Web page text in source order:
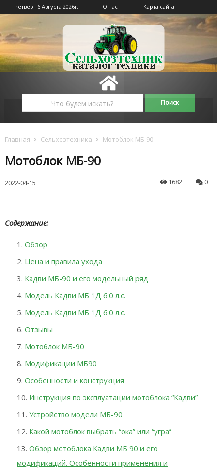
Четверг 6 Августа 2026г. О нас Карта сайта
Главная Сельхозтехника Мотоблок МБ-90
Мотоблок МБ-90
2022-04-15 1682 0
Содержание:
Обзор
Цена и правила ухода
Кадви МБ-90 и его модельный ряд
Модель Кадви МБ 1Д 6.0 л.с.
Модель Кадви МБ 1Д 6.0 л.с.
Отзывы
Мотоблок МБ-90
Модификации МБ90
Особенности и конструкция
Инструкция по эксплуатации мотоблока “Кадви”
Устройство модели МБ-90
Какой мотоблок выбрать “ока” или “угра”
Обзор мотоблока Кадви МБ 90 и его
модификаций. Особенности применения и